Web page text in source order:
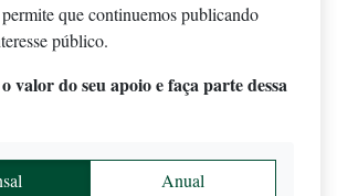
que continuemos publicando
público.
valor do seu apoio e faça parte dessa
Anual